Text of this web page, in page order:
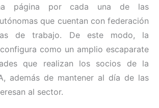
página por cada una de las
que cuentan con federación
de trabajo. De este modo, la
como un amplio escaparate
que realizan los socios de la
además de mantener al día de las
al sector.